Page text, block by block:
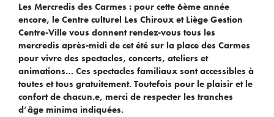
Les Mercredis des Carmes : pour cette 6ème année
encore, le Centre culturel Les Chiroux et Liège Gestion
Centre-Ville vous donnent rendez-vous tous les
mercredis après-midi de cet été sur la place des Carmes
pour vivre des spectacles, concerts, ateliers et
animations… Ces spectacles familiaux sont accessibles à
toutes et tous gratuitement. Toutefois pour le plaisir et le
confort de chacun.e, merci de respecter les tranches
d’âge minima indiquées.